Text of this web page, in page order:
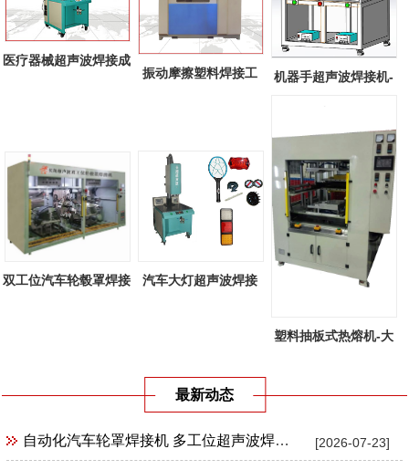
医疗器械超声波焊接成
振动摩擦塑料焊接工
机器手超声波焊接机-
双工位汽车轮毂罩焊接
汽车大灯超声波焊接
塑料抽板式热熔机-大
最新动态
[2026-07-23]
自动化汽车轮罩焊接机 多工位超声波焊接机